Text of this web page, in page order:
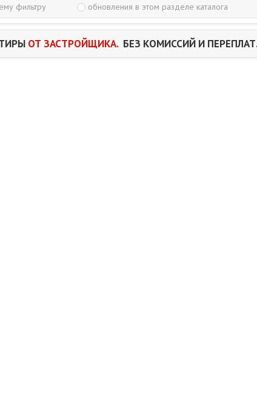
фильтру обновления в этом разделе каталога
ОТ ЗАСТРОЙЩИКА.БЕЗ КОМИССИЙ И